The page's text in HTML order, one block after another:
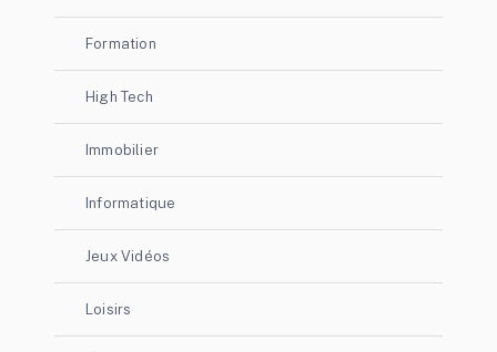
Formation
High Tech
Immobilier
Informatique
Jeux Vidéos
Loisirs